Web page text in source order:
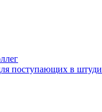
поступающих в